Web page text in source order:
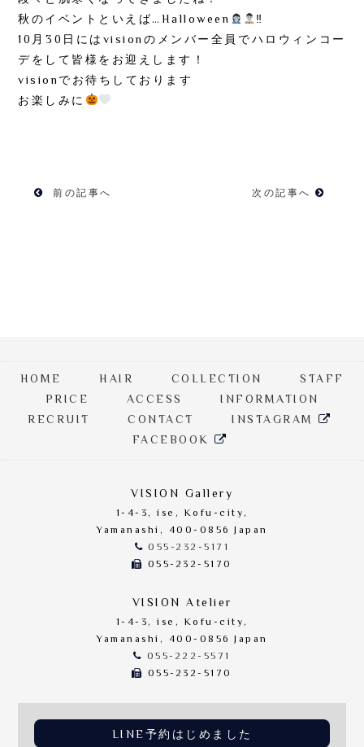
秋のイベントといえば…Halloween
‼︎
10月30日にはvisionのメンバー全員でハロウィンコー
デをして皆様をお迎えします！
visionでお待ちしております
お楽しみに
前の記事へ 次の記事へ
HOME HAIR COLLECTION
STAFF
PRICE
ACCESS
INFORMATION
RECRUIT
CONTACT
INSTAGRAM
FACEBOOK
VISION Gallery
1-4-3, ise, Kofu-city,
Yamanashi, 400-0856 Japan
055-232-5171
055-232-5170
VISION Atelier
1-4-3, ise, Kofu-city,
Yamanashi, 400-0856 Japan
055-222-5571
055-232-5170
LINE予約はじめました